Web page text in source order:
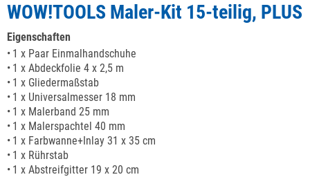
WOW!TOOLS Maler-Kit 15-teilig, PLUS
Eigenschaften
1 x Paar Einmalhandschuhe
1 x Abdeckfolie 4 x 2,5 m
1 x Gliedermaßstab
1 x Universalmesser 18 mm
1 x Malerband 25 mm
1 x Malerspachtel 40 mm
1 x Farbwanne+Inlay 31 x 35 cm
1 x Rührstab
1 x Abstreifgitter 19 x 20 cm